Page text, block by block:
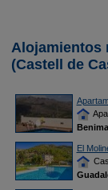
Alojamientos
(Castell de
El